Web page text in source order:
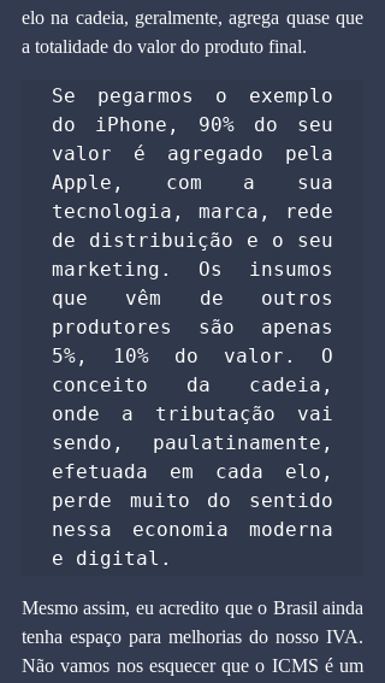
elo na cadeia, geralmente, agrega quase que
a totalidade do valor do produto final.
Se pegarmos o exemplo
do iPhone, 90% do seu
valor é agregado pela
Apple, com a sua
tecnologia, marca, rede
de distribuição e o seu
marketing. Os insumos
que vêm de outros
produtores são apenas
5%, 10% do valor. O
conceito da cadeia,
onde a tributação vai
sendo, paulatinamente,
efetuada em cada elo,
perde muito do sentido
nessa economia moderna
e digital.
Mesmo assim, eu acredito que o Brasil ainda
tenha espaço para melhorias do nosso IVA.
Não vamos nos esquecer que o ICMS é um